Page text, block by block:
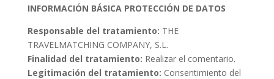
INFORMACIÓN BÁSICA PROTECCIÓN DE DATOS
Responsable del tratamiento: THE
TRAVELMATCHING COMPANY, S.L.
Finalidad del tratamiento: Realizar el comentario.
Legitimación del tratamiento: Consentimiento del